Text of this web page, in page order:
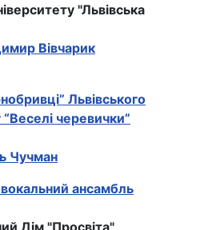
"Львівська
Вівчарик
Львівського
черевички”
Чучман
ансамбль